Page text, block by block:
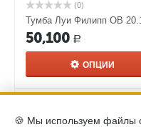
(0)
Тумба Луи Филипп ОВ
50,100 Р
ОПЦИИ
🍪 Мы используем файлы